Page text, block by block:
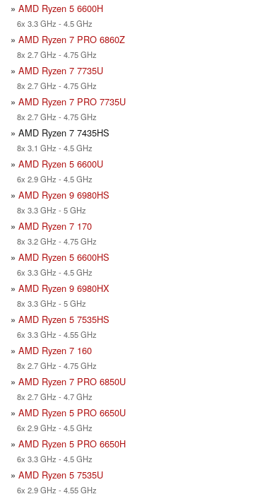
» AMD Ryzen 5 6600H
6x 3.3 GHz - 4.5 GHz
» AMD Ryzen 7 PRO 6860Z
8x 2.7 GHz - 4.75 GHz
» AMD Ryzen 7 7735U
8x 2.7 GHz - 4.75 GHz
» AMD Ryzen 7 PRO 7735U
8x 2.7 GHz - 4.75 GHz
» AMD Ryzen 7 7435HS
8x 3.1 GHz - 4.5 GHz
» AMD Ryzen 5 6600U
6x 2.9 GHz - 4.5 GHz
» AMD Ryzen 9 6980HS
8x 3.3 GHz - 5 GHz
» AMD Ryzen 7 170
8x 3.2 GHz - 4.75 GHz
» AMD Ryzen 5 6600HS
6x 3.3 GHz - 4.5 GHz
» AMD Ryzen 9 6980HX
8x 3.3 GHz - 5 GHz
» AMD Ryzen 5 7535HS
6x 3.3 GHz - 4.55 GHz
» AMD Ryzen 7 160
8x 2.7 GHz - 4.75 GHz
» AMD Ryzen 7 PRO 6850U
8x 2.7 GHz - 4.7 GHz
» AMD Ryzen 5 PRO 6650U
6x 2.9 GHz - 4.5 GHz
» AMD Ryzen 5 PRO 6650H
6x 3.3 GHz - 4.5 GHz
» AMD Ryzen 5 7535U
6x 2.9 GHz - 4.55 GHz